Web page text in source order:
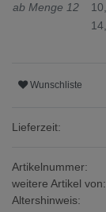
ab Menge 12
Wunschliste
Lieferzeit:
Artikelnummer:
weitere Artikel von:
Altershinweis: